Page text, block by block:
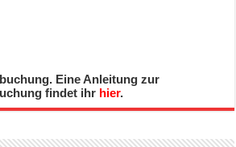
Eine Anleitung zur
findet ihr hier.